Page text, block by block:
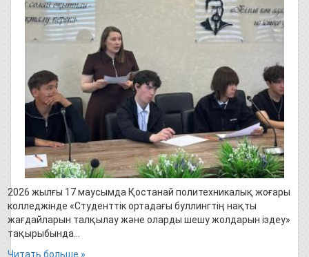
2026 жылғы 17 маусымда Қостанай политехникалық жоғары
колледжінде «Студенттік ортадағы буллингтің нақты
жағдайларын талқылау және оларды шешу жолдарын іздеу»
тақырыбында…
Читать больше »